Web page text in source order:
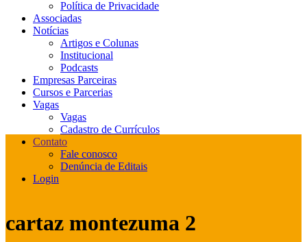
Política de Privacidade
Associadas
Notícias
Artigos e Colunas
Institucional
Podcasts
Empresas Parceiras
Cursos e Parcerias
Vagas
Vagas
Cadastro de Currículos
Contato
Fale conosco
Denúncia de Editais
Login
cartaz montezuma 2